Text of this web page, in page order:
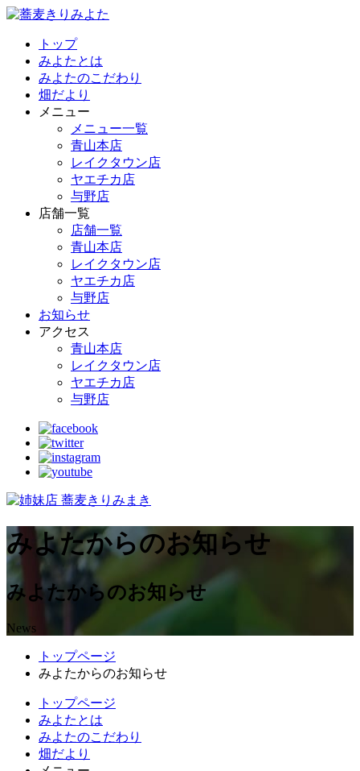
トップ
みよたとは
みよたのこだわり
畑だより
メニュー
メニュー一覧
青山本店
レイクタウン店
ヤエチカ店
与野店
店舗一覧
店舗一覧
青山本店
レイクタウン店
ヤエチカ店
与野店
お知らせ
アクセス
青山本店
レイクタウン店
ヤエチカ店
与野店
みよたからのお知らせ
みよたからのお知らせ
News
トップページ
みよたからのお知らせ
トップページ
みよたとは
みよたのこだわり
畑だより